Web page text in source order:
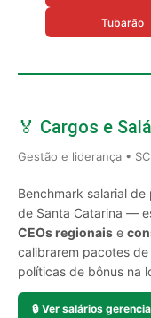
Tubarão
🏅 Cargos e
Gestão e liderança • SC
Benchmark salarial
de Santa Catarina —
CEOs regionais e
calibrarem pacotes
políticas de bônus na
🔒 Ver salários